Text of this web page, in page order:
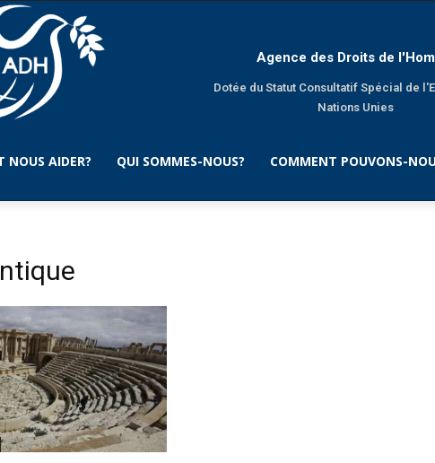
Agence des Droits de
Dotée du Statut Consultatif Spécial de
Nations Unies
NOUS AIDER? QUI SOMMES-NOUS? COMMENT POUVONS-